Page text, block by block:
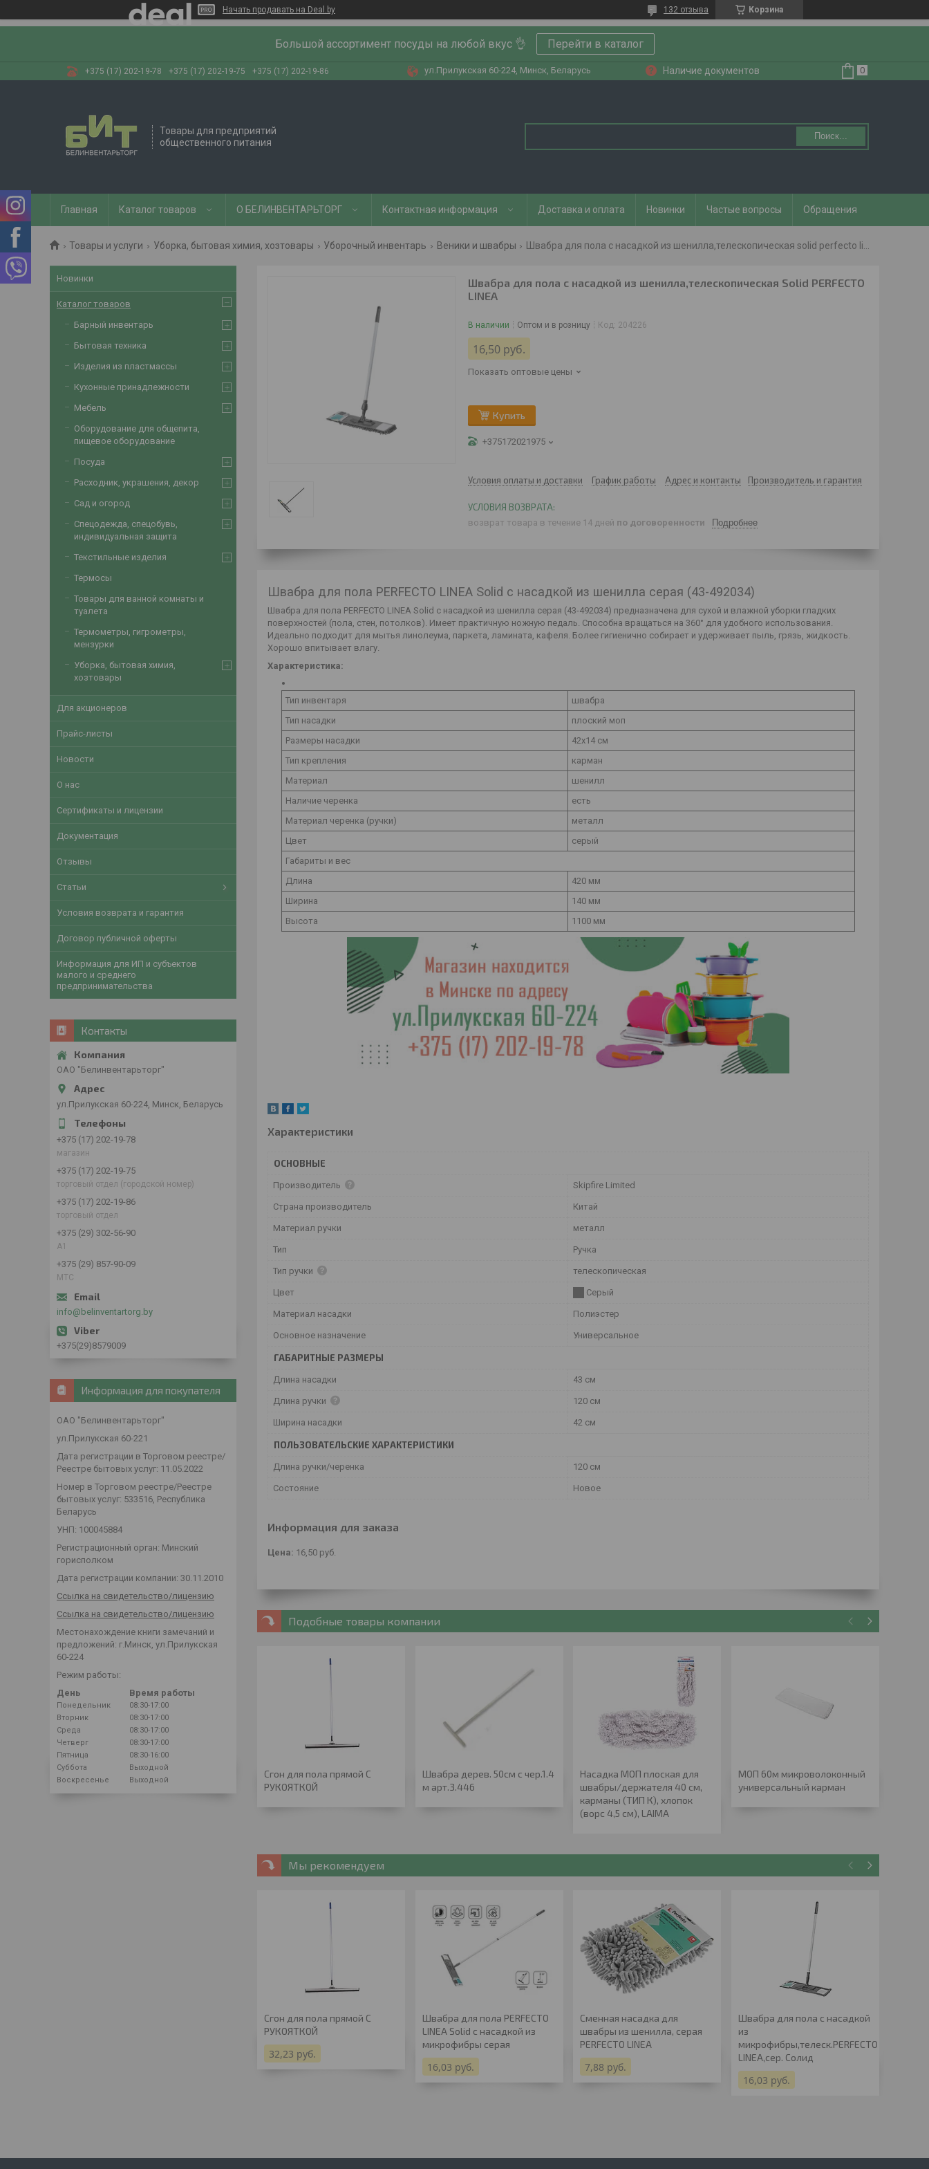
Начать продавать на Deal.by Корзина
132 отзыва
Большой ассортимент посуды на любой вкус 👌 Перейти в каталог
+375 (17) 202-19-78 +375 (17) 202-19-75 +375 (17) 202-19-86 ул.Прилукская 60-224, Минск, Беларусь Наличие документов
Товары для предприятий
общественного питания
Поиск...
Главная Каталог товаров О БЕЛИНВЕНТАРЬТОРГ Контактная информация Доставка и оплата Новинки Частые вопросы Обращения
Товары и услуги Уборка, бытовая химия, хозтовары Уборочный инвентарь Веники и швабры
Швабра для пола с насадкой из шенилла,телескопическая Solid PERFECTO
LINEA
В наличии Оптом и в розницу Код: 204226
16,50 руб.
Показать оптовые цены
Купить
+375172021975
Условия оплаты и доставки График работы Адрес и контакты Производитель и гарантия
возврат товара в течение 14 дней по договоренности Подробнее
Швабра для пола PERFECTO LINEA Solid с насадкой из шенилла серая (43-492034)
Швабра для пола PERFECTO LINEA Solid с насадкой из шенилла серая (43-492034) предназначена для сухой и влажной уборки гладких
поверхностей (пола, стен, потолков). Имеет практичную ножную педаль. Способна вращаться на 360° для удобного использования.
Идеально подходит для мытья линолеума, паркета, ламината, кафеля. Более гигиенично собирает и удерживает пыль, грязь, жидкость.
Хорошо впитывает влагу.
Характеристика:
Тип инвентаря
швабра
Тип насадки
плоский моп
Размеры насадки
42х14 см
Тип крепления
карман
Материал
шенилл
Наличие черенка
есть
Материал черенка (ручки)
металл
Цвет
серый
Габариты и вес
Длина
420 мм
Ширина
140 мм
Высота
1100 мм
Характеристики
ОСНОВНЫЕ
Производитель Skipfire Limited
Страна производитель Китай
Материал ручки металл
Тип Ручка
Тип ручки телескопическая
Цвет Серый
Материал насадки Полиэстер
Основное назначение Универсальное
ГАБАРИТНЫЕ РАЗМЕРЫ
Длина насадки 43 см
Длина ручки 120 см
Ширина насадки 42 см
ПОЛЬЗОВАТЕЛЬСКИЕ ХАРАКТЕРИСТИКИ
Длина ручки/черенка 120 см
Состояние Новое
Информация для заказа
Цена: 16,50 руб.
Подобные товары компании
Сгон для пола прямой С
РУКОЯТКОЙ
Швабра дерев. 50см с чер.1.4
м арт.3.446
Насадка МОП плоская для
швабры/держателя 40 см,
карманы (ТИП К), хлопок
(ворс 4,5 см), LAIMA
МОП 60м микроволоконный
универсальный карман
Мы рекомендуем
Сгон для пола прямой С
РУКОЯТКОЙ
32,23 руб.
Швабра для пола PERFECTO
LINEA Solid с насадкой из
микрофибры серая
16,03 руб.
Сменная насадка для
швабры из шенилла, серая
PERFECTO LINEA
7,88 руб.
Швабра для пола с насадкой
из
микрофибры,телеск.PERFECTO
LINEA,сер. Солид
16,03 руб.
Новинки
Каталог товаров
Барный инвентарь
Бытовая техника
Изделия из пластмассы
Кухонные принадлежности
Мебель
Оборудование для общепита,
пищевое оборудование
Посуда
Расходник, украшения, декор
Сад и огород
Спецодежда, спецобувь,
индивидуальная защита
Текстильные изделия
Термосы
Товары для ванной комнаты и
туалета
Термометры, гигрометры,
мензурки
Уборка, бытовая химия,
хозтовары
Для акционеров
Прайс-листы
Новости
О нас
Сертификаты и лицензии
Документация
Отзывы
Статьи
Условия возврата и гарантия
Договор публичной оферты
Информация для ИП и субъектов
малого и среднего
предпринимательства
Контакты
ОАО "Белинвентарьторг"
ул.Прилукская 60-224, Минск, Беларусь
+375 (17) 202-19-78
магазин
+375 (17) 202-19-75
торговый отдел (городской номер)
+375 (17) 202-19-86
торговый отдел
+375 (29) 302-56-90
А1
+375 (29) 857-90-09
МТС
info@belinventartorg.by
+375(29)8579009
Информация для покупателя
ОАО "Белинвентарьторг"
ул.Прилукская 60-221
Дата регистрации в Торговом реестре/
Реестре бытовых услуг: 11.05.2022
Номер в Торговом реестре/Реестре
бытовых услуг: 533516, Республика
Беларусь
УНП: 100045884
Регистрационный орган: Минский
горисполком
Дата регистрации компании: 30.11.2010
Ссылка на свидетельство/лицензию
Ссылка на свидетельство/лицензию
Местонахождение книги замечаний и
предложений: г.Минск, ул.Прилукская
60-224
Режим работы:
День
Время работы
Понедельник
08:30-17:00
Вторник
08:30-17:00
Среда
08:30-17:00
Четверг
08:30-17:00
Пятница
08:30-16:00
Суббота
Выходной
Воскресенье
Выходной